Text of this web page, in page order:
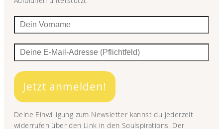
Jetzt anmelden!
Deine Einwilligung zum Newsletter kannst du jederzeit
widerrufen über den Link in den Soulspirations. Der